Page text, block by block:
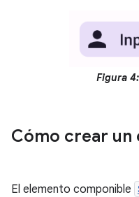
Figura 4:
Cómo crear un
El elemento componible